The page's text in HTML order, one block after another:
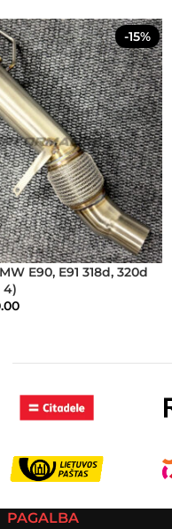
-15%
E90, E91 318d, 320d
4)
PAGALBA